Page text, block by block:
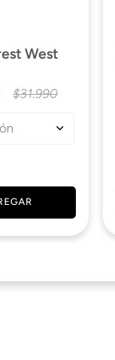
West
$31.990